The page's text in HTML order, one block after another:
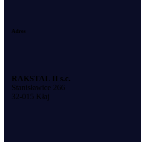
Adres
RAKSTAL II s.c.
Stanisławice 266
32-015 Kłaj